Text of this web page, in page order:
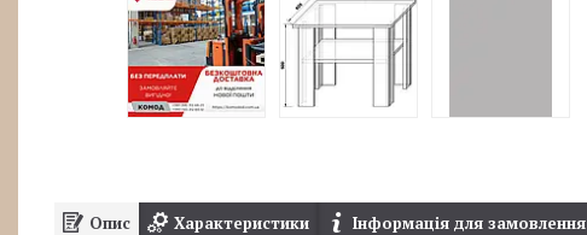
Опис Характеристики Інформація для замовлення